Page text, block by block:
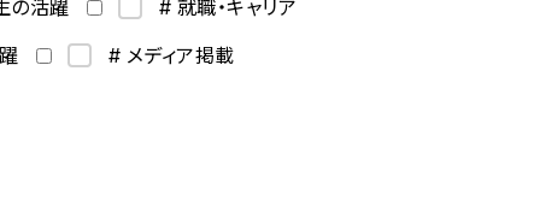
の活躍
# 就職・キャリア
# メディア掲載